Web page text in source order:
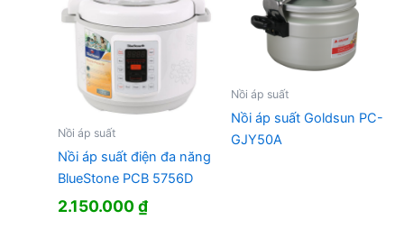
Nồi áp suất
Nồi áp suất điện đa năng
BlueStone PCB 5756D
2.150.000₫
Nồi áp suất
Nồi áp suất Goldsun PC-
GJY50A